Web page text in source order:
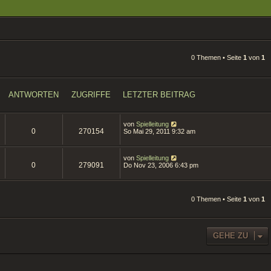
0 Themen • Seite 1 von 1
ANTWORTEN ZUGRIFFE LETZTER BEITRAG
0 270154
von Spielleitung
So Mai 29, 2011 9:32 am
0 279091
von Spielleitung
Do Nov 23, 2006 6:43 pm
0 Themen • Seite 1 von 1
GEHE ZU